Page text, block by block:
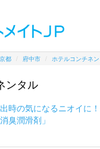
都 府中市 ホテルコンチネ
ンタル
時の気になるニオイに
臭潤滑剤」